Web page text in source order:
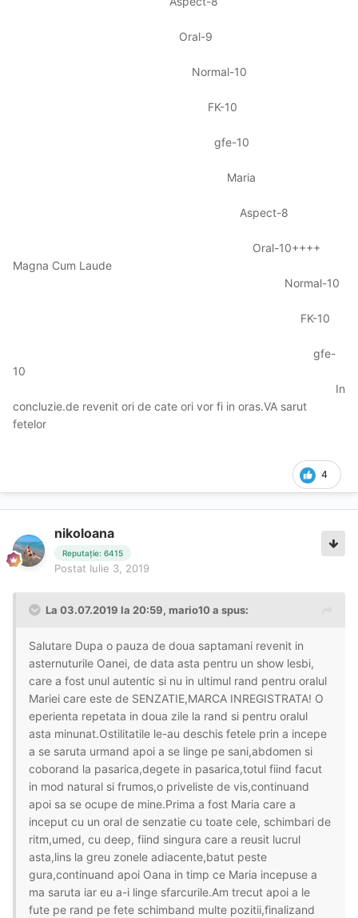
Oral-9
Normal-10
FK-10
gfe-10
Maria
Aspect-8
Oral-10++++
Magna Cum Laude
Normal-10
FK-10
gfe-
10
In
concluzie.de revenit ori de cate ori vor fi in oras.VA sarut
fetelor
4
nikoloana
Reputație: 6415
Postat Iulie 3, 2019
La 03.07.2019 la 20:59, mario10 a spus:
Salutare Dupa o pauza de doua saptamani revenit in
asternuturile Oanei, de data asta pentru un show lesbi,
care a fost unul autentic si nu in ultimul rand pentru oralul
Mariei care este de SENZATIE,MARCA INREGISTRATA! O
eperienta repetata in doua zile la rand si pentru oralul
asta minunat.Ostilitatile le-au deschis fetele prin a incepe
a se saruta urmand apoi a se linge pe sani,abdomen si
coborand la pasarica,degete in pasarica,totul fiind facut
in mod natural si frumos,o priveliste de vis,continuand
apoi sa se ocupe de mine.Prima a fost Maria care a
inceput cu un oral de senzatie cu toate cele, schimbari de
ritm,umed, cu deep, fiind singura care a reusit lucrul
asta,lins la greu zonele adiacente,batut peste
gura,continuand apoi Oana in timp ce Maria incepuse a
ma saruta iar eu a-i linge sfarcurile.Am trecut apoi a le
fute pe rand pe fete schimband multe pozitii,finalizand